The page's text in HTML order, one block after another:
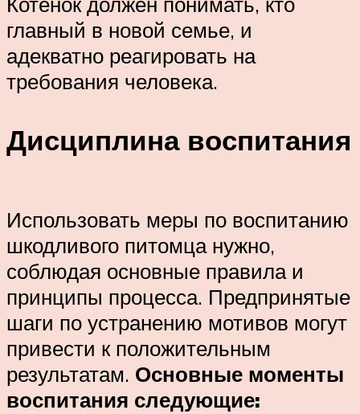
главный в новой семье, и
адекватно реагировать на
требования человека.
Дисциплина воспитания
Использовать меры по воспитанию
шкодливого питомца нужно,
соблюдая основные правила и
принципы процесса. Предпринятые
шаги по устранению мотивов могут
привести к положительным
результатам. Основные моменты
воспитания следующие: